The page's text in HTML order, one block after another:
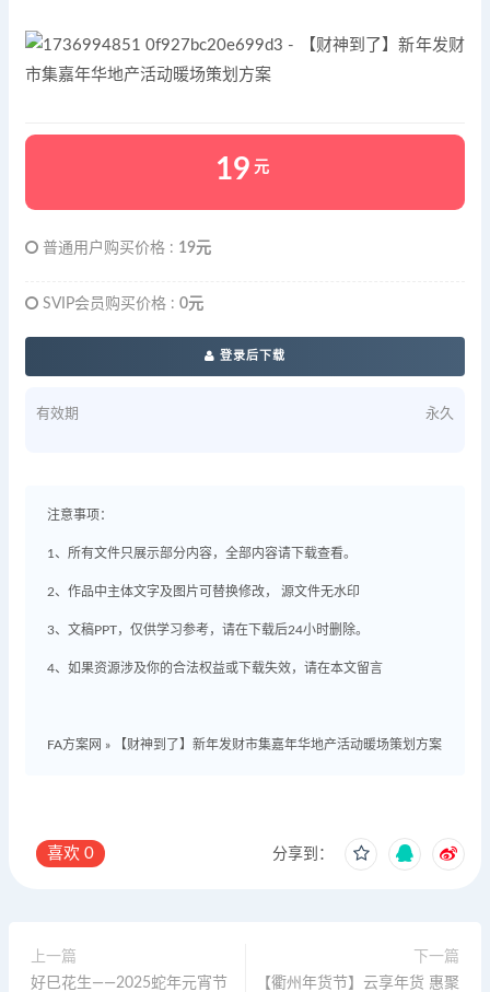
19 元
普通用户购买价格 : 19元
SVIP会员购买价格 : 0元
登录后下载
有效期 永久
注意事项：
1、所有文件只展示部分内容，全部内容请下载查看。
2、作品中主体文字及图片可替换修改， 源文件无水印
3、文稿PPT，仅供学习参考，请在下载后24小时删除。
4、如果资源涉及你的合法权益或下载失效，请在本文留言
FA方案网 » 【财神到了】新年发财市集嘉年华地产活动暖场策划方案
喜欢 0 分享到：
上一篇
好巳花生——2025蛇年元宵节
下一篇
【衢州年货节】云享年货 惠聚